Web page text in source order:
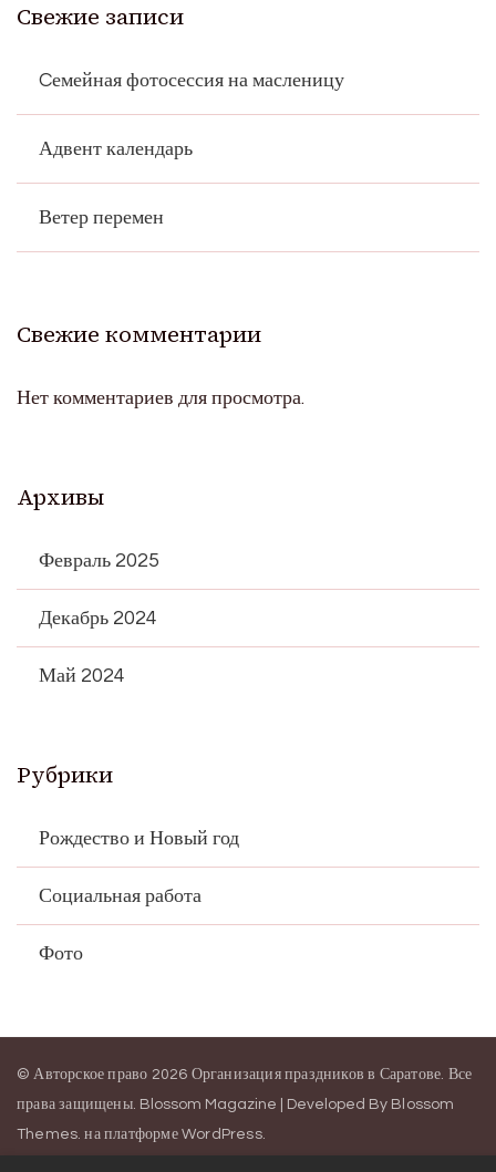
Свежие записи
Cемейная фотосессия на масленицу
Адвент календарь
Ветер перемен
Свежие комментарии
Нет комментариев для просмотра.
Архивы
Февраль 2025
Декабрь 2024
Май 2024
Рубрики
Рождество и Новый год
Социальная работа
Фото
© Авторское право 2026 Организация праздников в Саратове. Все
права защищены. Blossom Magazine | Developed By Blossom
Themes. на платформеWordPress.